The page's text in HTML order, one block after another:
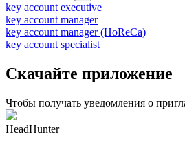
key account executive
key account manager
key account manager (HoReCa)
key account specialist
Скачайте приложение
Чтобы получать уведомления о
HeadHunter